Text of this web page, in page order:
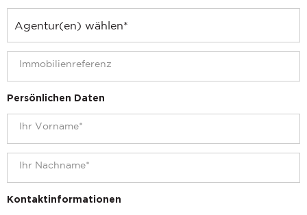
Persönlichen Daten
Kontaktinformationen